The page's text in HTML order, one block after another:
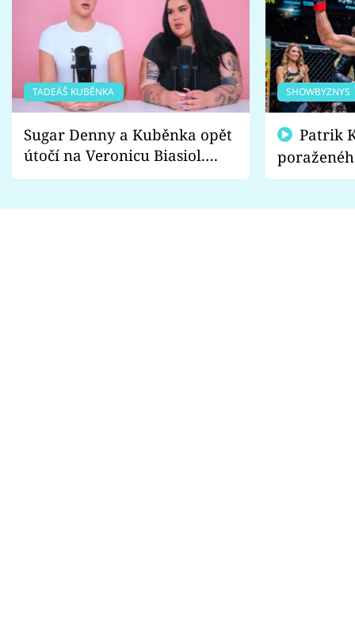
TADEÁŠ KUBĚNKA
Sugar Denny a Kuběnka opět
útočí na Veronicu Biasiol.
Proč je podle nich falešná a
SHOWBYZNYS
fanoušci